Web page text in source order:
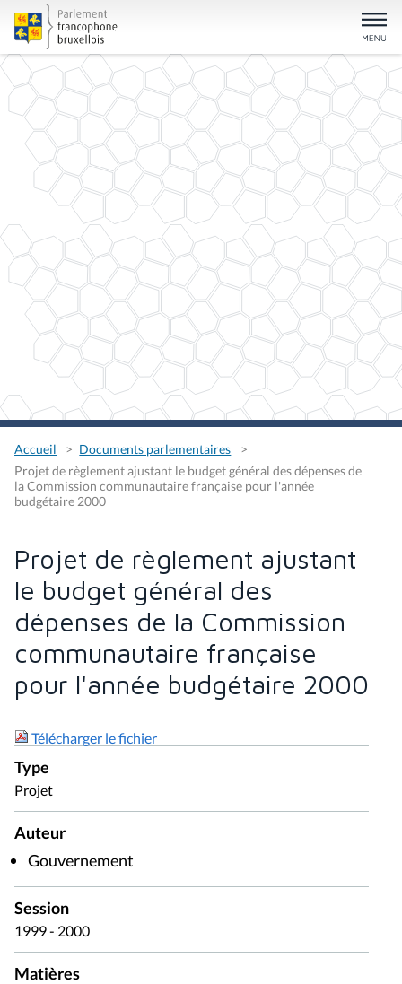
Accueil
Documents parlementaires
Projet de règlement ajustant le budget général des dépenses de
la Commission communautaire française pour l'année
budgétaire 2000
Projet de règlement ajustant
le budget général des
dépenses de la Commission
communautaire française
pour l'année budgétaire 2000
Télécharger le fichier
Type
Projet
Auteur
Gouvernement
Session
1999 - 2000
Matières